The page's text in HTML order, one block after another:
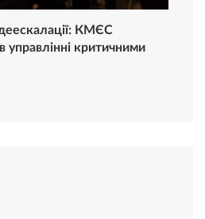
деескалації: КМЄС
управлінні критичними